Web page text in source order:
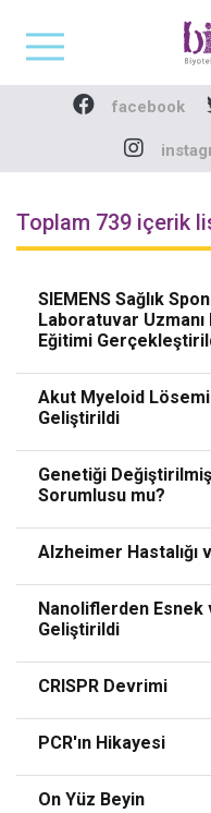
facebook
Toplam 739 içerik
SIEMENS Sağlık
Laboratuvar
Eğitimi
Akut Myeloid
Geliştirildi
Genetiği
Sorumlusu mu?
Alzheimer Hastalığı
Nanoliflerden
Geliştirildi
CRISPR Devrimi
PCR'ın Hikayesi
On Yüz Beyin